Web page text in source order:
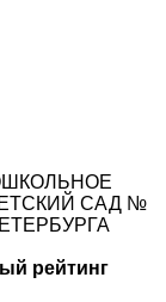
САД №
рейтинг